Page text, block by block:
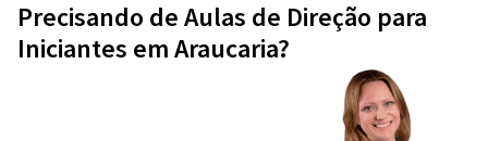
Precisando de Aulas de Direção para
Iniciantes em Araucaria?